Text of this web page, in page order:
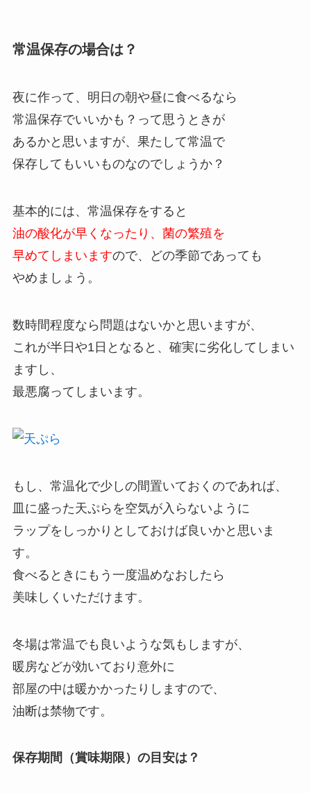
常温保存の場合は？
夜に作って、明日の朝や昼に食べるなら
常温保存でいいかも？って思うときが
あるかと思いますが、果たして常温で
保存してもいいものなのでしょうか？
基本的には、常温保存をすると
油の酸化が早くなったり、菌の繁殖を
早めてしまいますので、どの季節であっても
やめましょう。
数時間程度なら問題はないかと思いますが、
これが半日や1日となると、確実に劣化してしまい
ますし、
最悪腐ってしまいます。
もし、常温化で少しの間置いておくのであれば、
皿に盛った天ぷらを空気が入らないように
ラップをしっかりとしておけば良いかと思いま
す。
食べるときにもう一度温めなおしたら
美味しくいただけます。
冬場は常温でも良いような気もしますが、
暖房などが効いており意外に
部屋の中は暖かかったりしますので、
油断は禁物です。
保存期間（賞味期限）の目安は？